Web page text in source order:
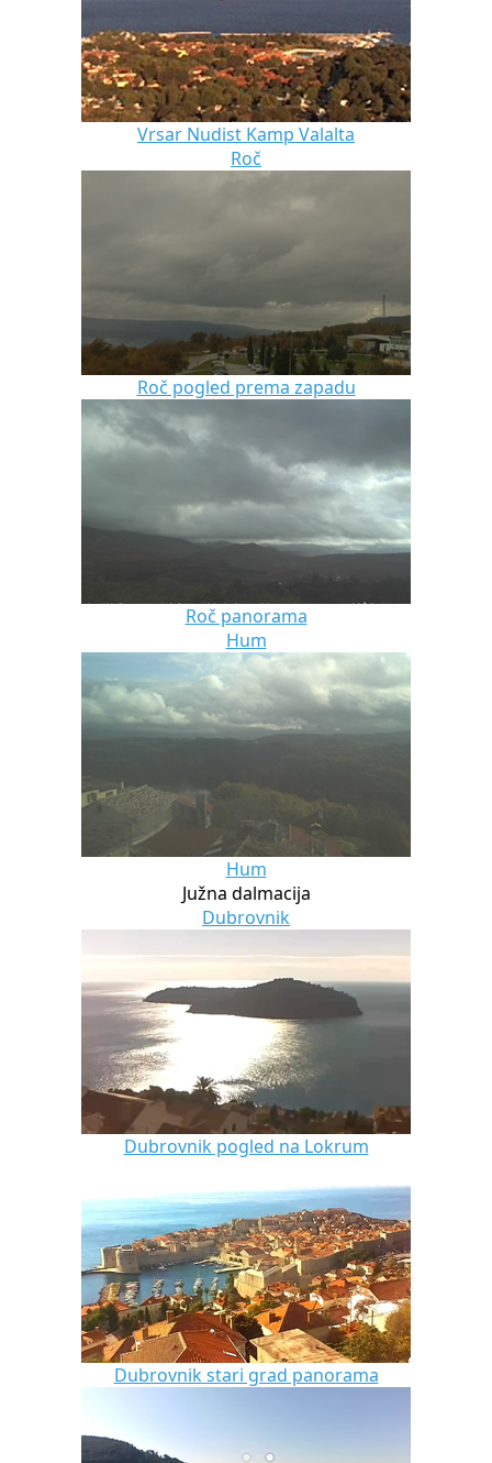
Vrsar Nudist Kamp Valalta
Roč
Roč pogled prema zapadu
Roč panorama
Hum
Hum
Južna dalmacija
Dubrovnik
Dubrovnik pogled na Lokrum
Dubrovnik stari grad panorama